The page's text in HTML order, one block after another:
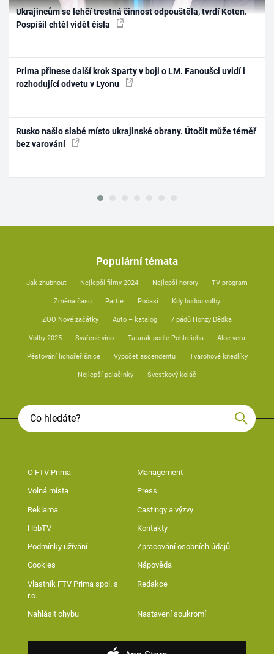
Ukrajincům se lehčí trestná činnost odpouštěla, tvrdí Koten.
Pospíšil chtěl vidět čísla
Prima přinese další krok Sparty v boji o LM. Fanoušci uvidí i
rozhodující odvetu v Lyonu
Rusko našlo slabé místo ukrajinské obrany. Útočit může téměř
bez varování
Populární témata
Jak zhubnout Nejlepší filmy 2024 Nejlepší horory TV program
Změna času Partie Počasí Kdy budou volby
ZOO Nové začátky Auto – katalog 7 pádů Honzy Dědka
Volby 2025 Svařené víno Tatarák podle Pohlreicha Aloe vera
Pěstování lichořeřišnice Výpočet ascendentu Tvarohové knedlíky
Nejlepší palačinky Švestkový koláč
O FTV Prima Management
Volná místa Press
Reklama Castingy a výzvy
HbbTV Kontakty
Podmínky užívání Zpracování osobních údajů
Cookies Nápověda
Vlastník FTV Prima spol. s
r.o.
Redakce
Nahlásit chybu Nastavení soukromí